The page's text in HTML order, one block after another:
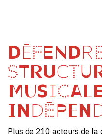
Plus de 210 acteurs de la